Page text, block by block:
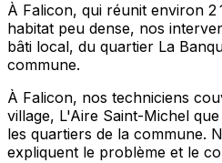
À Falicon, qui réunit environ 2
habitat peu dense, nos
bâti local, du quartier La
commune.
À Falicon, nos techniciens
village, L'Aire Saint-Michel
les quartiers de la commune.
expliquent le problème et le